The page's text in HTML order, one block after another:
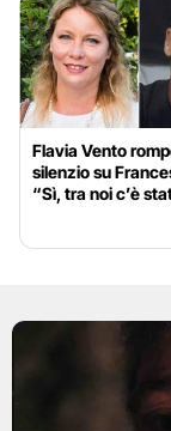
Flavia Vento
silenzio su
“Sì, tra noi c’è